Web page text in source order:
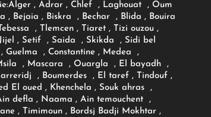
Alger , Adrar, Chlef , Laghouat , Oum
, Bejaia , Biskra , Bechar , Blida , Bouira
, Tlemcen , Tiaret , Tizi ouzou ,
, Setif , Saida , Skikda , Sidi bel
Guelma , Constantine , Medea ,
, Mascara , Ouargla , El bayadh ,
, Boumerdes , El taref , Tindouf ,
El oued , Khenchela , Souk ahras ,
defla , Naama , Ain temouchent ,
, Timimoun , Bordsj Badji Mokhtar ,